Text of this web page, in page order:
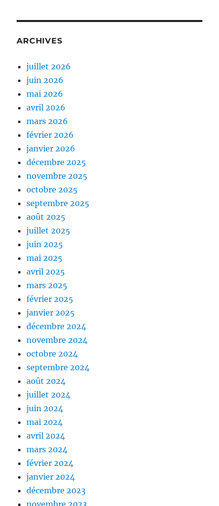
ARCHIVES
juillet 2026
juin 2026
mai 2026
avril 2026
mars 2026
février 2026
janvier 2026
décembre 2025
novembre 2025
octobre 2025
septembre 2025
août 2025
juillet 2025
juin 2025
mai 2025
avril 2025
mars 2025
février 2025
janvier 2025
décembre 2024
novembre 2024
octobre 2024
septembre 2024
août 2024
juillet 2024
juin 2024
mai 2024
avril 2024
mars 2024
février 2024
janvier 2024
décembre 2023